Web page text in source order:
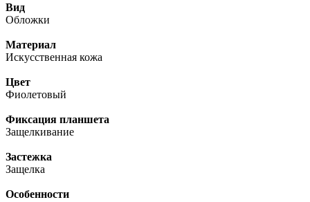
Вид
Обложки
Материал
Искусственная кожа
Цвет
Фиолетовый
Фиксация планшета
Защелкивание
Застежка
Защелка
Особенности